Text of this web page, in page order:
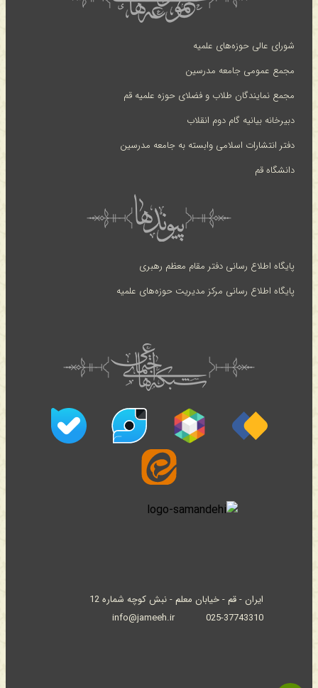
شورای عالی حوزه‌های علمیه
مجمع عمومی جامعه مدرسین
مجمع نمایندگان طلاب و فضلای حوزه علمیه قم
دبیرخانه بیانیه گام دوم انقلاب
دفتر انتشارات اسلامی وابسته به جامعه مدرسین
دانشگاه قم
پایگاه اطلاع رسانی دفتر مقام معظم رهبری
پایگاه اطلاع رسانی مرکز مدیریت حوزه‌های علمیه
ایران - قم - خیابان معلم - نبش کوچه شماره 12
025-37743310
info@jameeh.ir